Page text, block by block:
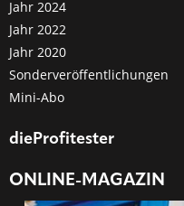
Jahr 2024
Jahr 2022
Jahr 2020
Sonderveröffentlichungen
Mini-Abo
dieProfitester
ONLINE-MAGAZIN